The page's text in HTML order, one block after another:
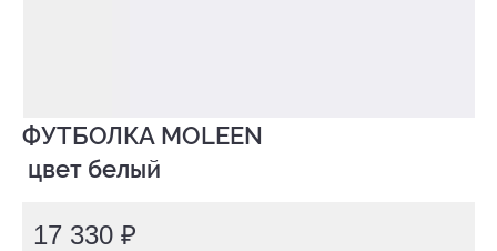
ФУТБОЛКА MOLEEN
цвет белый
17 330 ₽